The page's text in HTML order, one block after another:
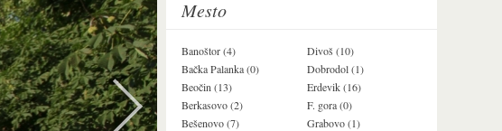
Mesto
Banoštor (4)
Bačka Palanka (0)
Beočin (13)
Berkasovo (2)
Bešenovo (7)
Divoš (10)
Dobrodol (1)
Erdevik (16)
F. gora (0)
Grabovo (1)